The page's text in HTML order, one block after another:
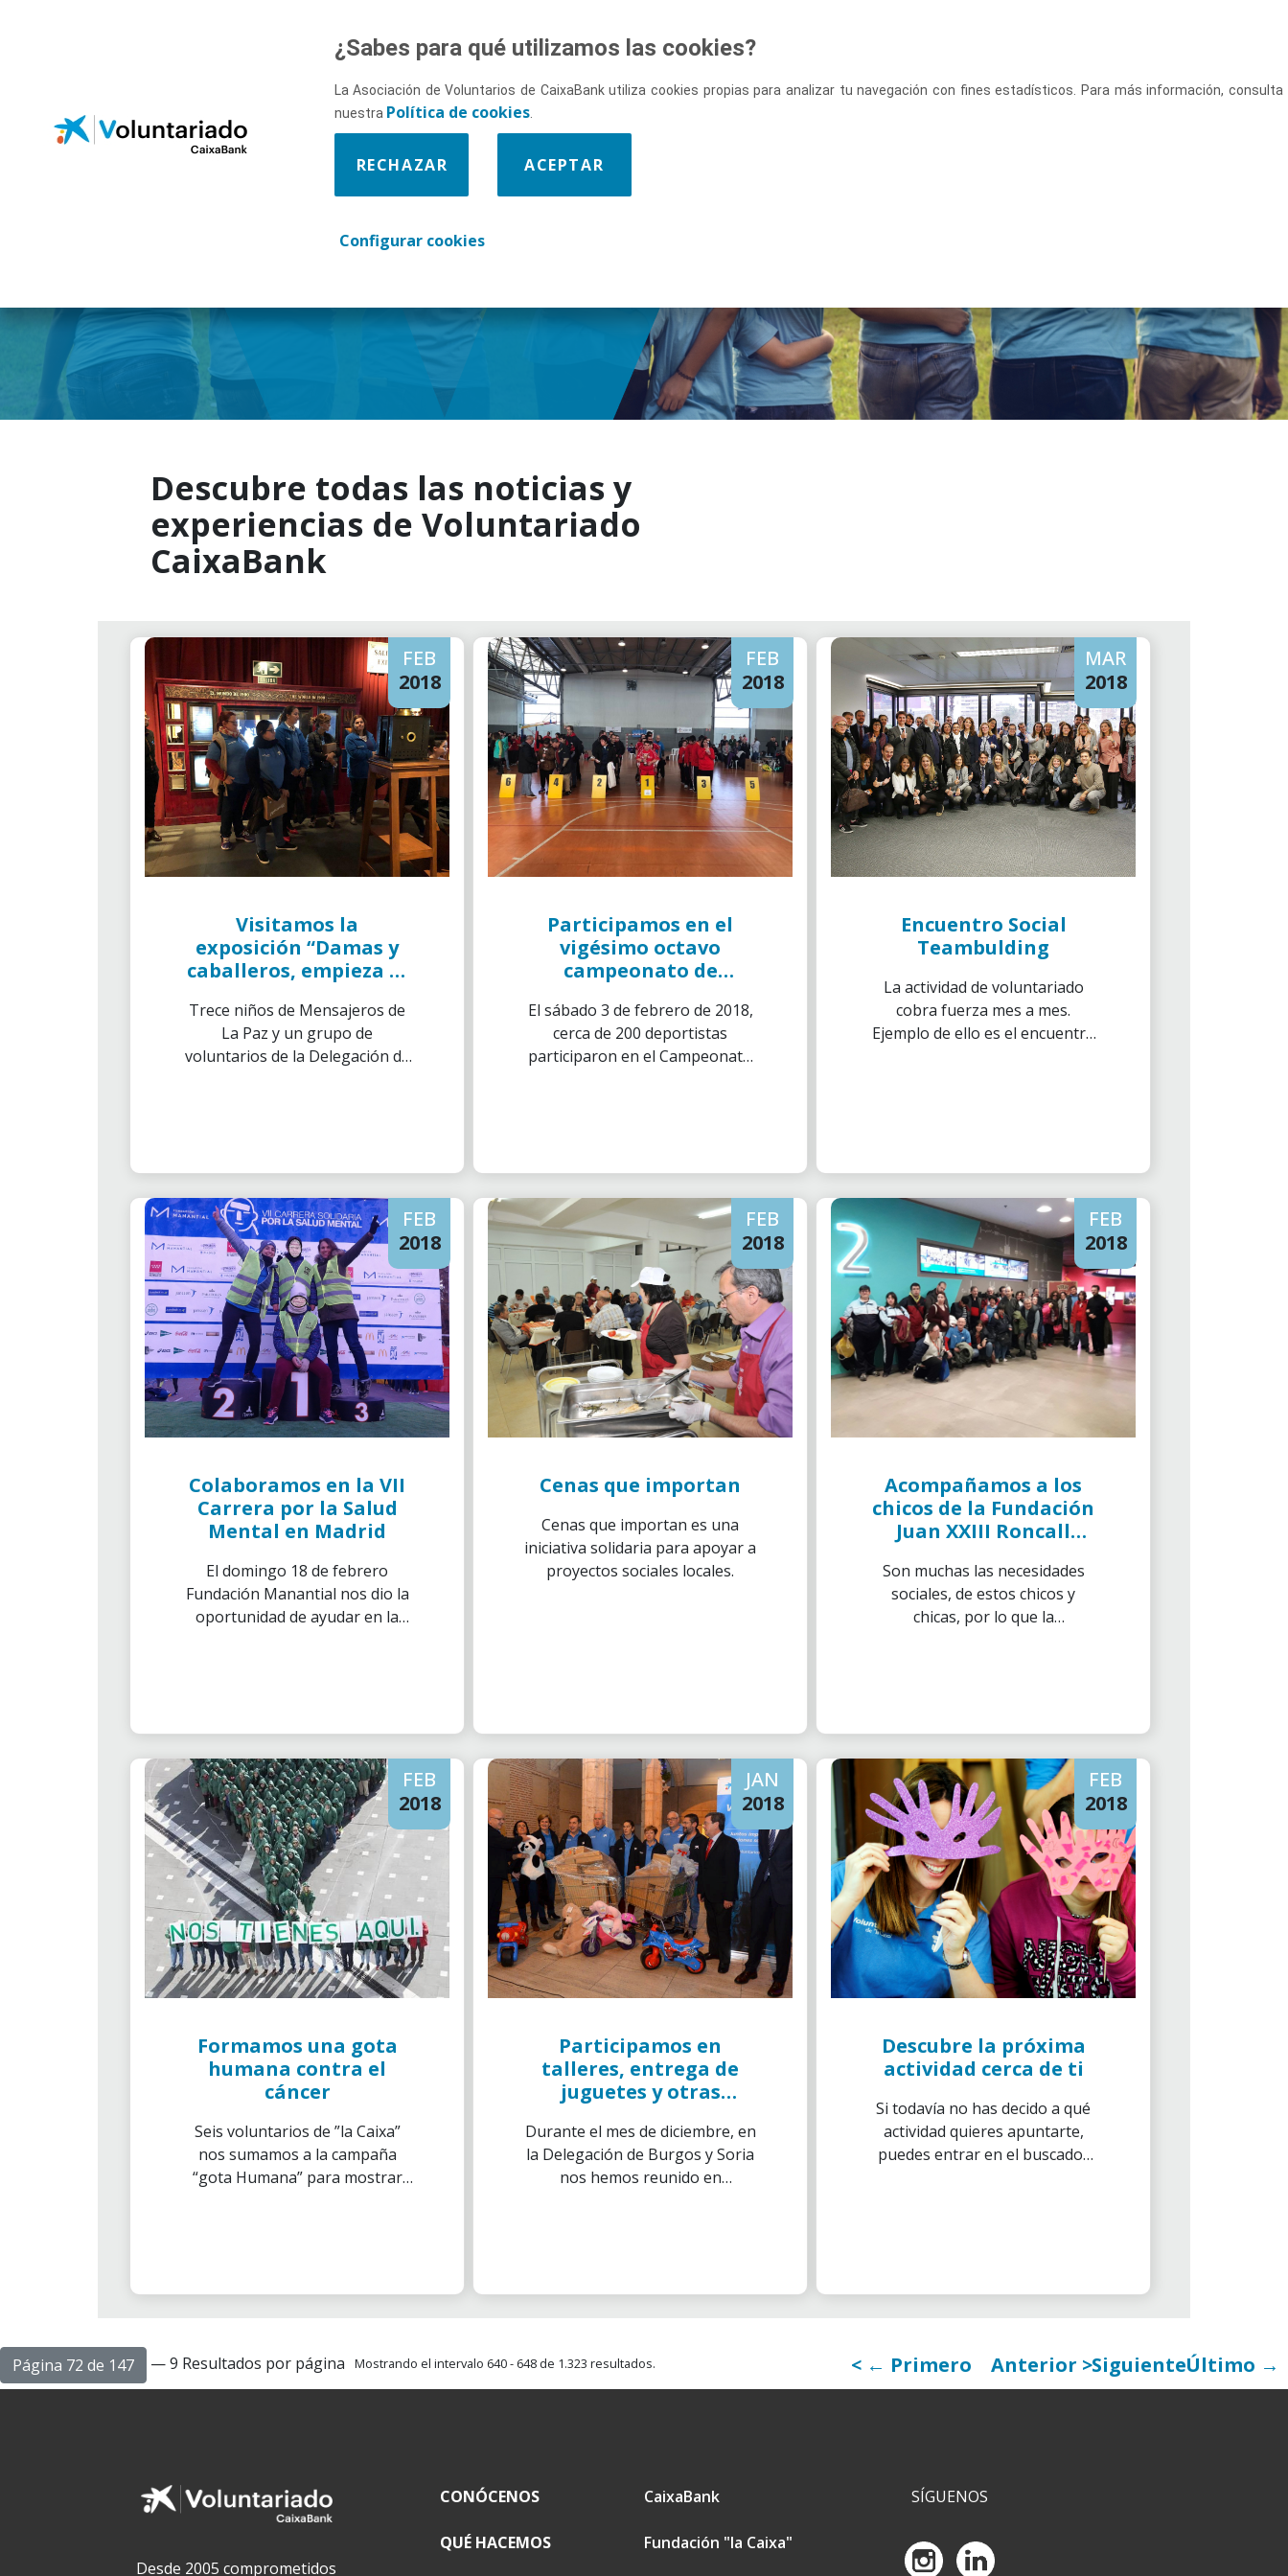
Descúbrenos
Descubre todas las noticias y
experiencias de Voluntariado
CaixaBank
FEB
2018
Visitamos la
exposición “Damas y
caballeros, empieza el
Trece niños de Mensajeros de
La Paz y un grupo de
voluntarios de la Delegación de
FEB
2018
Participamos en el
vigésimo octavo
campeonato de
integración en Lleida
El sábado 3 de febrero de 2018,
cerca de 200 deportistas
participaron en el Campeonato
delegación de Lleida
acompañamos los deportistas
durante la competición.
MAR
2018
Encuentro Social
Teambulding
La actividad de voluntariado
cobra fuerza mes a mes.
Ejemplo de ello es el encuentro
FEB
2018
Colaboramos en la VII
Carrera por la Salud
Mental en Madrid
El domingo 18 de febrero
Fundación Manantial nos dio la
oportunidad de ayudar en la
FEB
2018
Cenas que importan
Cenas que importan es una
iniciativa solidaria para apoyar a
proyectos sociales locales.
FEB
2018
Acompañamos a los
chicos de la Fundación
Juan XXIII Roncall
Son muchas las necesidades
sociales, de estos chicos y
chicas, por lo que la
FEB
2018
Formamos una gota
humana contra el
cáncer
Seis voluntarios de ”la Caixa”
nos sumamos a la campaña
“gota Humana” para mostrar
JAN
2018
Participamos en
talleres, entrega de
juguetes y otras
Durante el mes de diciembre, en
la Delegación de Burgos y Soria
nos hemos reunido en
FEB
2018
Descubre la próxima
actividad cerca de ti
Si todavía no has decido a qué
actividad quieres apuntarte,
puedes entrar en el buscador
Página 72 de 147 — 9 Resultados por página Mostrando el intervalo 640 - 648 de 1.323 resultados. ← Primero Anterior SiguienteÚltimo →
Desde 2005 comprometidos
CONÓCENOS
QUÉ HACEMOS
CaixaBank
Fundación "la Caixa"
SÍGUENOS
¿Sabes para qué utilizamos las cookies?
La Asociación de Voluntarios de CaixaBank utiliza cookies propias para analizar tu navegación con fines estadísticos. Para más información, consulta
nuestra Política de cookies.
RECHAZAR ACEPTAR
Configurar cookies